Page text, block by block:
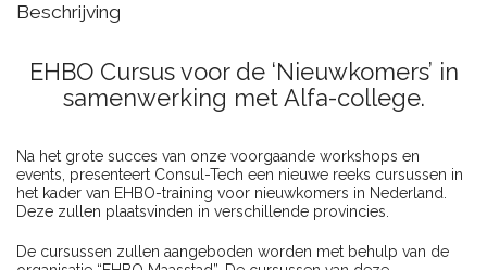
Beschrijving
EHBO Cursus voor de ‘Nieuwkomers’ in
samenwerking met Alfa-college.
Na het grote succes van onze voorgaande workshops en
events, presenteert Consul-Tech een nieuwe reeks cursussen in
het kader van EHBO-training voor nieuwkomers in Nederland.
Deze zullen plaatsvinden in verschillende provincies.
De cursussen zullen aangeboden worden met behulp van de